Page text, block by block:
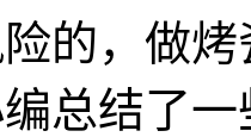
的，做
总结了